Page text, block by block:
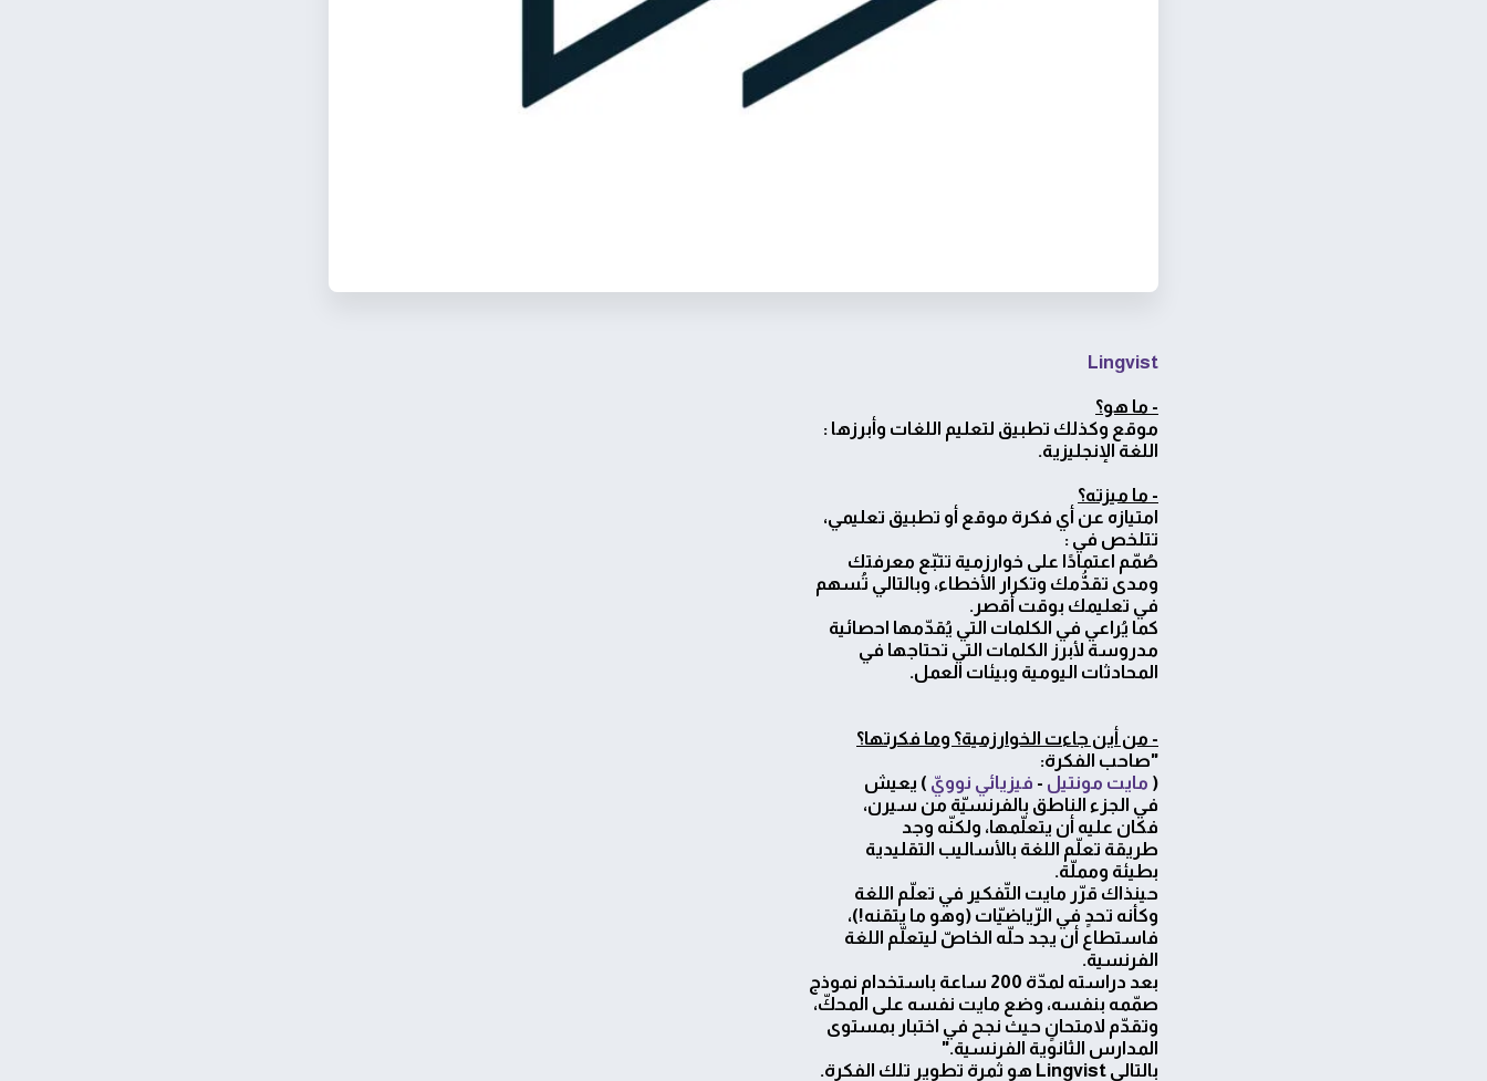
Lingvist
- ما هو؟
موقع وكذلك تطبيق لتعليم اللغات وأبرزها :
اللغة الإنجليزية.
- ما ميزته؟
امتيازه عن أي فكرة موقع أو تطبيق تعليمي،
تتلخص في :
صُمّم اعتمادًا على خوارزمية تتبّع معرفتك
ومدى تقدُّمك وتكرار الأخطاء، وبالتالي تُسهم
في تعليمك بوقت أقصر.
كما يُراعي في الكلمات التي يُقدّمها احصائية
مدروسة لأبرز الكلمات التي تحتاجها في
المحادثات اليومية وبيئات العمل.
- من أين جاءت الخوارزمية؟ وما فكرتها؟
"صاحب الفكرة:
( مايت مونتيل - فيزيائي نوويّ ) يعيش
في الجزء الناطق بالفرنسيّة من سيرن،
فكان عليه أن يتعلّمها، ولكنّه وجد
طريقة تعلّم اللغة بالأساليب التقليدية
بطيئة ومملّة.
حينذاك قرّر مايت التّفكير في تعلّم اللغة
وكأنه تحدٍ في الرّياضيّات (وهو ما يتقنه!)،
فاستطاع أن يجد حلّه الخاصّ ليتعلّم اللغة
الفرنسية.
بعد دراسته لمدّة 200 ساعة باستخدام نموذج
صمّمه بنفسه، وضع مايت نفسه على المحكّ،
وتقدّم لامتحانٍ حيث نجح في اختبار بمستوى
المدارس الثانوية الفرنسية."
بالتالي Lingvist هو ثمرة تطوير تلك الفكرة.